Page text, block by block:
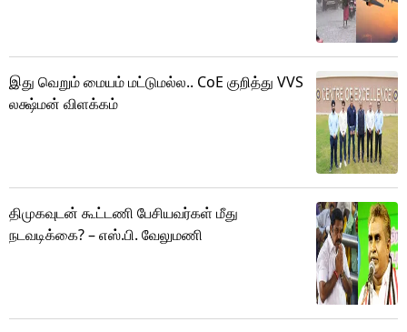
இது வெறும் மையம் மட்டுமல்ல.. CoE குறித்து VVS
லக்ஷ்மன் விளக்கம்
திமுகவுடன் கூட்டணி பேசியவர்கள் மீது
நடவடிக்கை? – எஸ்.பி. வேலுமணி